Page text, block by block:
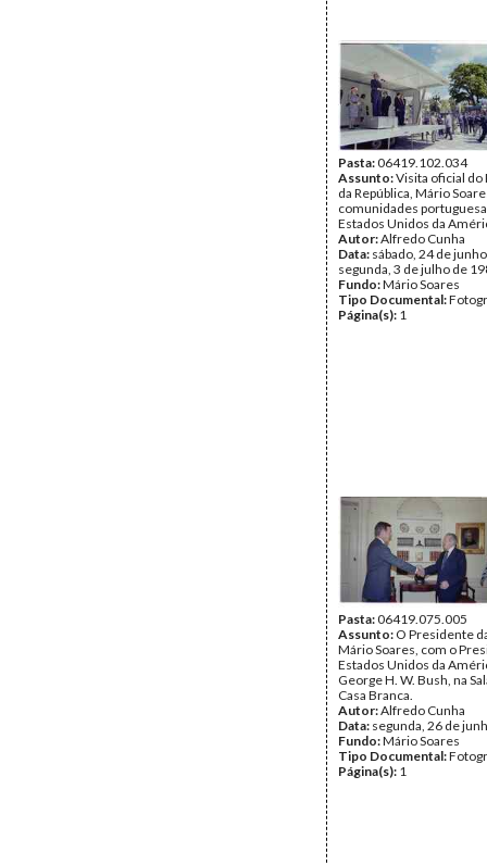
Pasta:06419.102.034
Assunto:Visita oficial
da República, Mário
comunidades
Estados Unidos da
Autor:Alfredo Cunha
Data: sábado, 24 de
segunda, 3 de julho de
Fundo:Mário Soares
Tipo Documental:
Página(s): 1
Pasta:06419.075.005
Assunto: O Presidente
Mário Soares, com o
Estados Unidos da
George H. W. Bush, na
Casa Branca.
Autor:Alfredo Cunha
Data: segunda, 26 de
Fundo:Mário Soares
Tipo Documental:
Página(s): 1